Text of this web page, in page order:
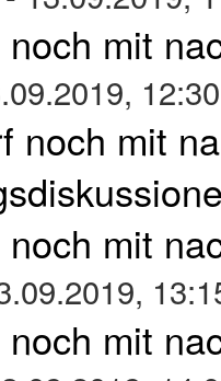
mit
12:30
noch mit
mit
mit